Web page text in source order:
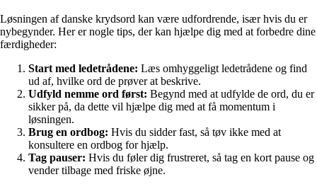
Løsningen af danske krydsord kan være udfordrende, især hvis du er
nybegynder. Her er nogle tips, der kan hjælpe dig med at forbedre dine
færdigheder:
Start med ledetrådene: Læs omhyggeligt ledetrådene og find
ud af, hvilke ord de prøver at beskrive.
Udfyld nemme ord først: Begynd med at udfylde de ord, du er
sikker på, da dette vil hjælpe dig med at få momentum i
løsningen.
Brug en ordbog: Hvis du sidder fast, så tøv ikke med at
konsultere en ordbog for hjælp.
Tag pauser: Hvis du føler dig frustreret, så tag en kort pause og
vender tilbage med friske øjne.